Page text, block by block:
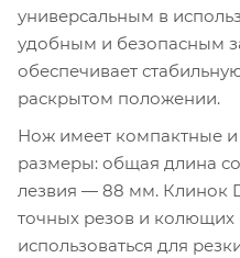
универсальным в
удобным и безопасным
обеспечивает
раскрытом положении.
Нож имеет компактные
размеры: общая длина
лезвия — 88 мм. Клинок
точных резов и колющих
использоваться для